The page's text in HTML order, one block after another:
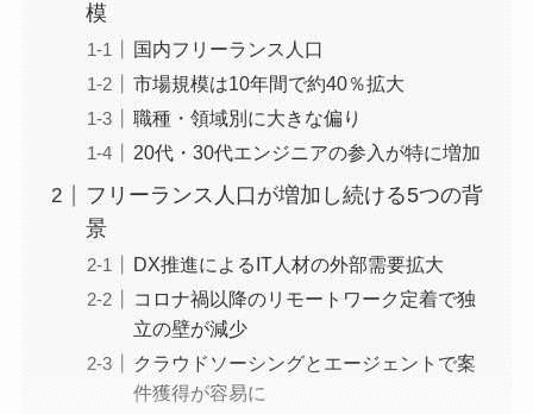
模
国内フリーランス人口
市場規模は10年間で約40％拡大
職種・領域別に大きな偏り
20代・30代エンジニアの参入が特に増加
フリーランス人口が増加し続ける5つの背
景
DX推進によるIT人材の外部需要拡大
コロナ禍以降のリモートワーク定着で独
立の壁が減少
クラウドソーシングとエージェントで案
件獲得が容易に